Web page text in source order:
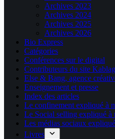
Archives 2023
Archives 2024
Archives 2025
Archives 2026
Bio Express
Catégories
Conférences sur le digital
Contributeurs du site
Else & Bang, agence
Enseignement et presse
Index des articles
Le confinement expliqué à
Le Social selling expliqué à
Les médias sociaux
Livres